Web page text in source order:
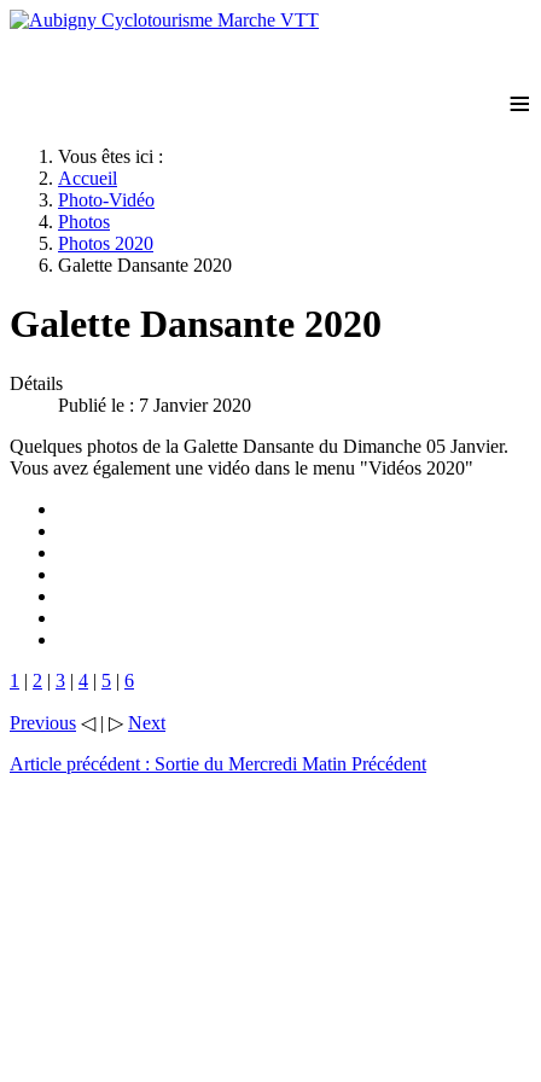
≡
Vous êtes ici :
Accueil
Photo-Vidéo
Photos
Photos 2020
Galette Dansante 2020
Galette Dansante 2020
Détails
Publié le : 7 Janvier 2020
Quelques photos de la Galette Dansante du Dimanche 05 Janvier.
Vous avez également une vidéo dans le menu "Vidéos 2020"
1 | 2 | 3 | 4 | 5 | 6
Previous ◁ | ▷ Next
Article précédent : Sortie du Mercredi Matin Précédent